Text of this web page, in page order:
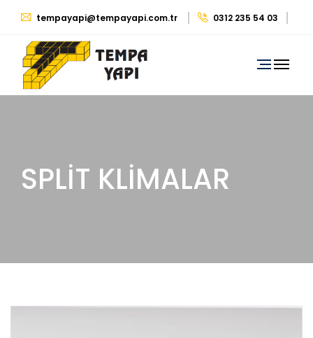
tempayapi@tempayapi.com.tr 0312 235 54 03
0530 879 29 39
SPLİT KLİMALAR